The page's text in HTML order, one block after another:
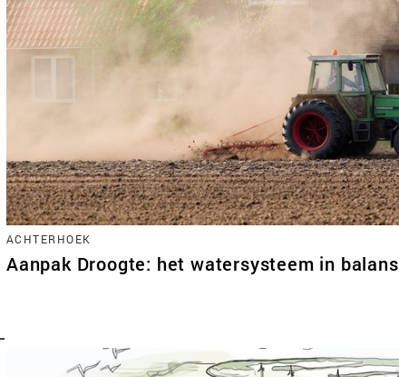
ACHTERHOEK
Aanpak Droogte: het watersysteem in balans